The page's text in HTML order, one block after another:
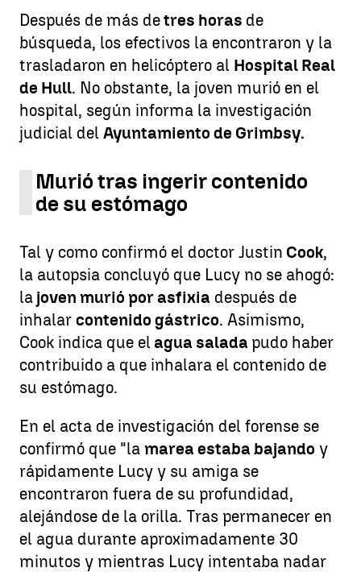
Después de más detres horas de
búsqueda, los efectivos la encontraron y la
trasladaron en helicóptero al Hospital Real
de Hull. No obstante, la joven murió en el
hospital, según informa la investigación
judicial del Ayuntamiento de Grimbsy.
Murió tras ingerir contenido
de su estómago
Tal y como confirmó el doctor Justin Cook,
la autopsia concluyó que Lucy no se ahogó:
la joven murió por asfixia después de
inhalar contenido gástrico. Asimismo,
Cook indica que el agua salada pudo haber
contribuido a que inhalara el contenido de
su estómago.
En el acta de investigación del forense se
confirmó que "la marea estaba bajando y
rápidamente Lucy y su amiga se
encontraron fuera de su profundidad,
alejándose de la orilla. Tras permanecer en
el agua durante aproximadamente 30
minutos y mientras Lucy intentaba nadar